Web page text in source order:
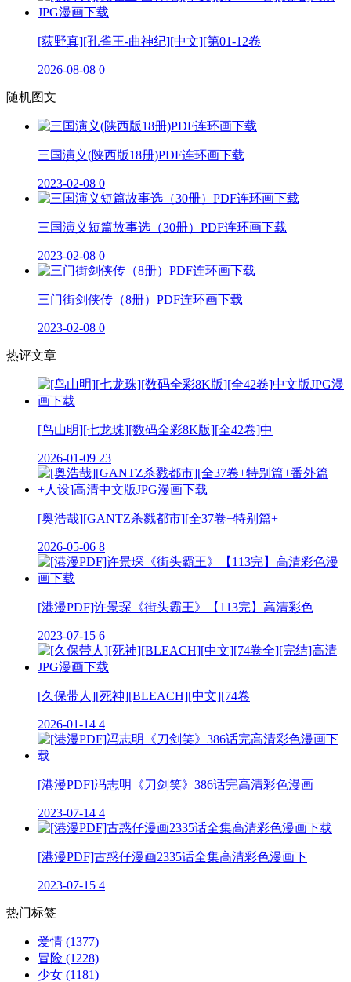
[荻野真][孔雀王-曲神纪][中文][第01-12卷
2026-08-08 0
随机图文
三国演义(陕西版18册)PDF连环画下载
2023-02-08 0
三国演义短篇故事选（30册）PDF连环画下载
2023-02-08 0
三门街剑侠传（8册）PDF连环画下载
2023-02-08 0
热评文章
[鸟山明][七龙珠][数码全彩8K版][全42卷]中
2026-01-09 23
[奥浩哉][GANTZ杀戮都市][全37卷+特别篇+
2026-05-06 8
[港漫PDF]许景琛《街头霸王》【113完】高清彩色
2023-07-15 6
[久保带人][死神][BLEACH][中文][74卷
2026-01-14 4
[港漫PDF]冯志明《刀剑笑》386话完高清彩色漫画
2023-07-14 4
[港漫PDF]古惑仔漫画2335话全集高清彩色漫画下
2023-07-15 4
热门标签
爱情 (1377)
冒险 (1228)
少女 (1181)